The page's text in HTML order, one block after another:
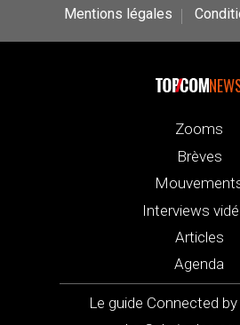
Mentions légales
Zooms
Brèves
Interviews
Articles
Agenda
Le guide Connected